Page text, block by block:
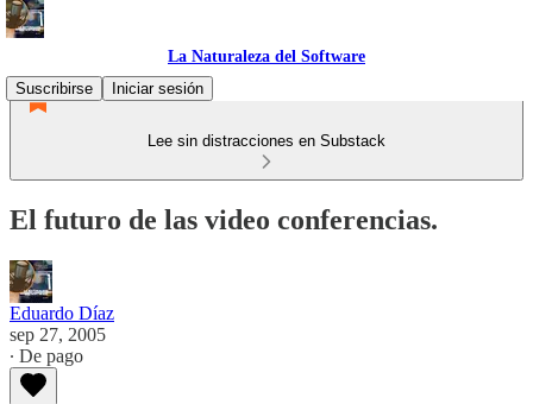
La Naturaleza del Software
Suscribirse
Iniciar sesión
Lee sin distracciones en Substack
El futuro de las video conferencias.
Eduardo Díaz
sep 27, 2005
∙ De pago